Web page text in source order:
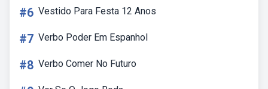
#6 Vestido Para Festa 12 Anos
#7 Verbo Poder Em Espanhol
#8 Verbo Comer No Futuro